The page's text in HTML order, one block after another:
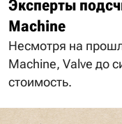
Эксперты
Machine
Несмотря на
Machine, Valve до
стоимость.